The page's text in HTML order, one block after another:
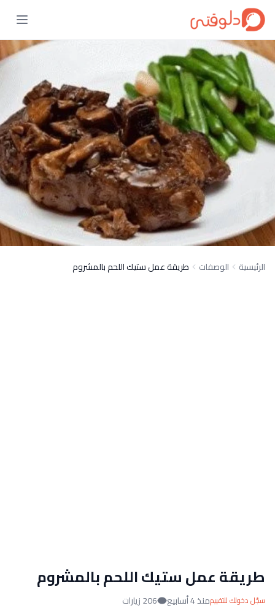
الرئيسية الوصفات طريقة عمل ستيك اللحم بالمشروم
طريقة عمل ستيك اللحم بالمشروم
سجّل دخولك للتقييممنذ 4 أسابيع 206 زيارات